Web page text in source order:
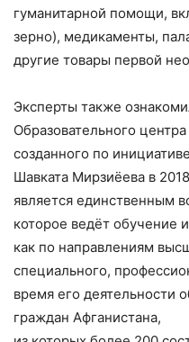
гуманитарной помощи,
зерно), медикаменты,
другие товары первой
Эксперты также
Образовательного
созданного по
Шавката Мирзиёева в
является единственным
которое ведёт обучение
как по направлениям
специального,
время его деятельности
граждан Афганистана,